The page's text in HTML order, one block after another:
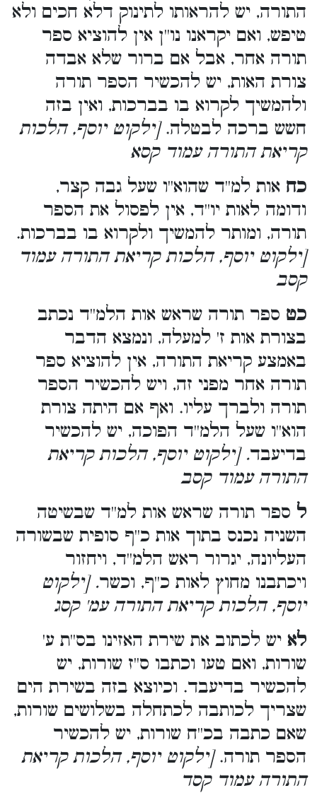
התורה, יש להראותו לתינוק דלא חכים ולא
טיפש, ואם יקראנו נו''ן אין להוציא ספר
תורה אחר, אבל אם ברור שלא אבדה
צורת האות, יש להכשיר הספר תורה
ולהמשיך לקרוא בו בברכות, ואין בזה
חשש ברכה לבטלה.[ילקוט יוסף, הלכות
קריאת התורה עמוד קסא
כח אות למ''ד שהוא''ו שעל גבה קצר,
ודומה לאות יו''ד, אין לפסול את הספר
תורה, ומותר להמשיך ולקרוא בו בברכות.
[ילקוט יוסף, הלכות קריאת התורה עמוד
קסב
כט ספר תורה שראש אות הלמ''ד נכתב
בצורת אות ז' למעלה, ונמצא הדבר
באמצע קריאת התורה, אין להוציא ספר
תורה אחר מפני זה, ויש להכשיר הספר
תורה ולברך עליו. ואף אם היתה צורת
הוא''ו שעל הלמ''ד הפוכה, יש להכשיר
בדיעבד. [ילקוט יוסף, הלכות קריאת
התורה עמוד קסב
ל ספר תורה שראש אות למ''ד שבשיטה
השניה נכנס בתוך אות כ''ף סופית שבשורה
העליונה, יגרור ראש הלמ''ד, ויחזור
ויכתבנו מחוץ לאות כ''ף, וכשר. [ילקוט
יוסף, הלכות קריאת התורה עמ' קסג
לא יש לכתוב את שירת האזינו בס''ת ע'
שורות, ואם טעו וכתבו ס''ז שורות, יש
להכשיר בדיעבד. וכיוצא בזה בשירת הים
שצריך לכותבה לכתחלה בשלושים שורות,
שאם כתבה בכ''ח שורות, יש להכשיר
הספר תורה.[ילקוט יוסף, הלכות קריאת
התורה עמוד קסד